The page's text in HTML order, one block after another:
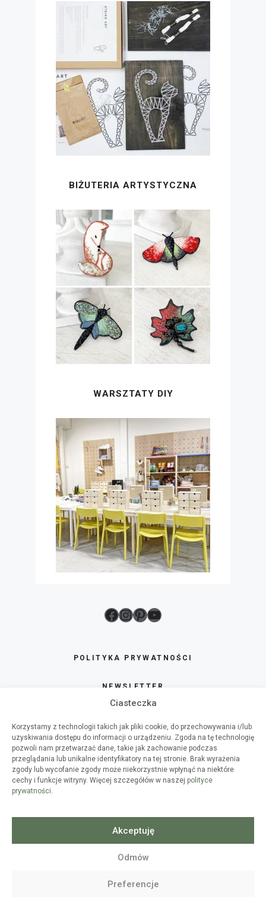
Ciasteczka
Korzystamy z technologii takich jak pliki cookie, do przechowywania i/lub
uzyskiwania dostępu do informacji o urządzeniu. Zgoda na tę technologię
pozwoli nam przetwarzać dane, takie jak zachowanie podczas
przeglądania lub unikalne identyfikatory na tej stronie. Brak wyrażenia
zgody lub wycofanie zgody może niekorzystnie wpłynąć na niektóre
cechy i funkcje witryny. Więcej szczegółów w naszej polityce
prywatności.
Akceptuję
Odmów
Preferencje
BIŻUTERIA ARTYSTYCZNA
WARSZTATY DIY
Facebook
Instagram
Pinterest
YouTube
POLITYKA PRYWATNOŚCI
NEWSLETTER
O HAART
WSPÓŁPRACA
SPIS TREŚCI
PRAWA ZASTRZEŻONE